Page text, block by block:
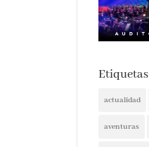
Etiquetas
actualidad
aventuras